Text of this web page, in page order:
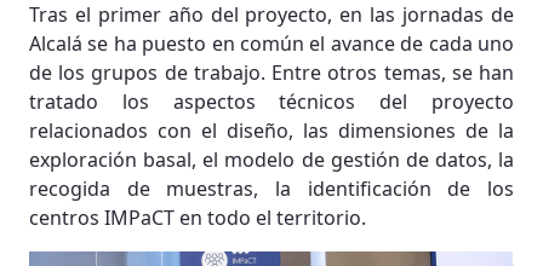
Tras el primer año del proyecto, en las jornadas de
Alcalá se ha puesto en común el avance de cada uno
de los grupos de trabajo. Entre otros temas, se han
tratado los aspectos técnicos del proyecto
relacionados con el diseño, las dimensiones de la
exploración basal, el modelo de gestión de datos, la
recogida de muestras, la identificación de los
centros IMPaCT en todo el territorio.